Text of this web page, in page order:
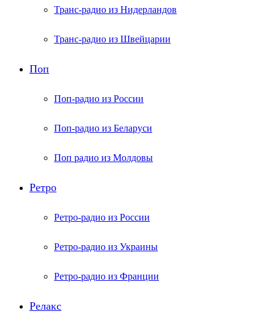
Транс-радио из Нидерландов
Транс-радио из Швейцарии
Поп
Поп-радио из России
Поп-радио из Беларуси
Поп радио из Молдовы
Ретро
Ретро-радио из России
Ретро-радио из Украины
Ретро-радио из Франции
Релакс